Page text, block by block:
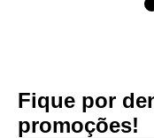
Fique por
promoções!